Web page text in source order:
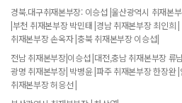
경북.대구취재본부장: 이승섭 |울산광역시 취재본
|부천 취재본부장 박민태 |경남 취재본부장 최인희
취재본부장 손옥자 |충북 취재본부장 이승섭|
전남 취재본부장|이승섭 |대전,충남 취재본부장 류
광명 취재본부장| 박병윤 |파주 취재본부장 한장완
취재본부장 허응선 |